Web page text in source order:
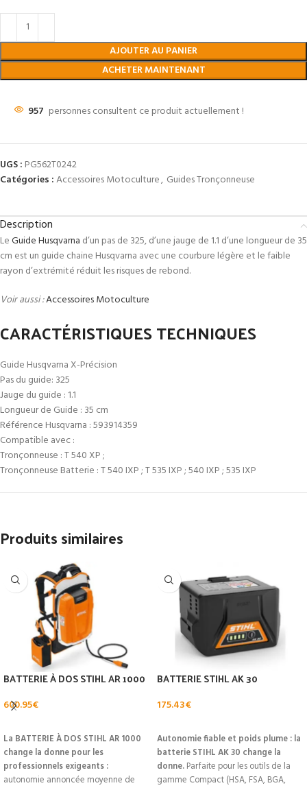
AJOUTER AU PANIER
ACHETER MAINTENANT
957 personnes consultent ce produit actuellement !
UGS : PG562T0242
Catégories :Accessoires Motoculture, Guides Tronçonneuse
Description
LeGuide Husqvarna d’un pas de 325, d’une jauge de 1.1 d’une longueur de 35
cm est un guide chaine Husqvarna avec une courbure légère et le faible
rayon d’extrémité réduit les risques de rebond.
Voir aussi :Accessoires Motoculture
CARACTÉRISTIQUES TECHNIQUES
Guide Husqvarna X-Précision
Pas du guide: 325
Jauge du guide : 1.1
Longueur de Guide : 35 cm
Référence Husqvarna : 593914359
Compatible avec :
Tronçonneuse : T 540 XP ;
Tronçonneuse Batterie : T 540 IXP ; T 535 IXP ; 540 IXP ; 535 IXP
Produits similaires
BATTERIE À DOS STIHL AR 1000
600.95€
La BATTERIE À DOS STIHL AR 1000
change la donne pour les
professionnels exigeants :
autonomie annoncée moyenne de
BATTERIE STIHL AK 30
175.43€
Autonomie fiable et poids plume : la
batterie STIHL AK 30 change la
donne. Parfaite pour les outils de la
gamme Compact (HSA, FSA, BGA,